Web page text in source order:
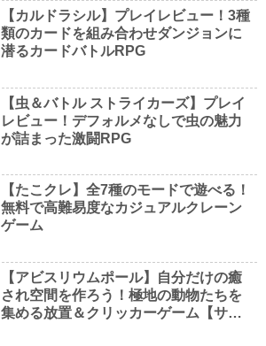
【カルドラシル】プレイレビュー！3種
類のカードを組み合わせダンジョンに
潜るカードバトルRPG
【虫＆バトル ストライカーズ】プレイ
レビュー！デフォルメなしで虫の魅力
が詰まった激闘RPG
【たこクレ】全7種のモードで遊べる！
無料で高難易度なカジュアルクレーン
ゲーム
【アビスリウムポール】自分だけの癒
され空間を作ろう！極地の動物たちを
集める放置＆クリッカーゲーム【サ